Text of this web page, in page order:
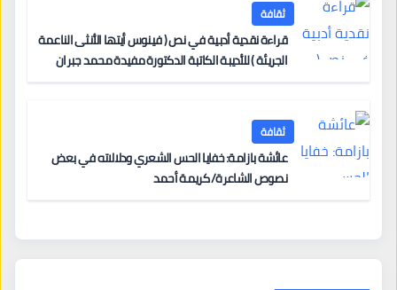
ثقافة
قراءة نقدية أدبية في نص ( فينوس أيتها الأنثى الناعمة
الجريئة ) للأديبة الكاتبة الدكتورة مفيدة محمد جبران
ثقافة
عائشة بازامة: خفايا الحس الشعري ودلالاته في بعض
نصوص الشاعرة/ كريمة أحمد